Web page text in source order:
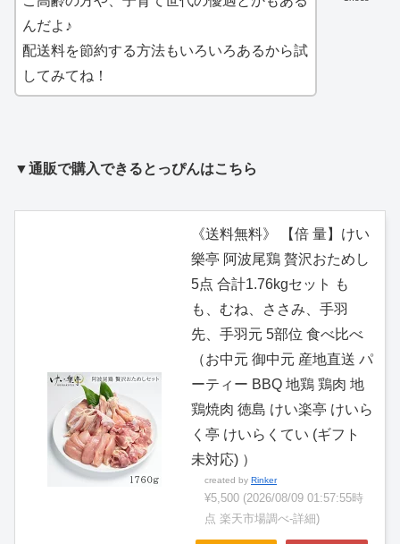
んだよ♪
配送料を節約する方法もいろいろあるから試
してみてね！
▼通販で購入できるとっぴんはこちら
《送料無料》 【倍 量】けい
樂亭 阿波尾鶏 贅沢おためし
5点 合計1.76kgセット も
も、むね、ささみ、手羽
先、手羽元 5部位 食べ比べ
（お中元 御中元 産地直送 パ
ーティー BBQ 地鶏 鶏肉 地
鶏焼肉 徳島 けい楽亭 けいら
く亭 けいらくてい (ギフト
未対応) ）
created by Rinker
¥5,500 (2026/08/09 01:57:55時
点 楽天市場調べ-詳細)